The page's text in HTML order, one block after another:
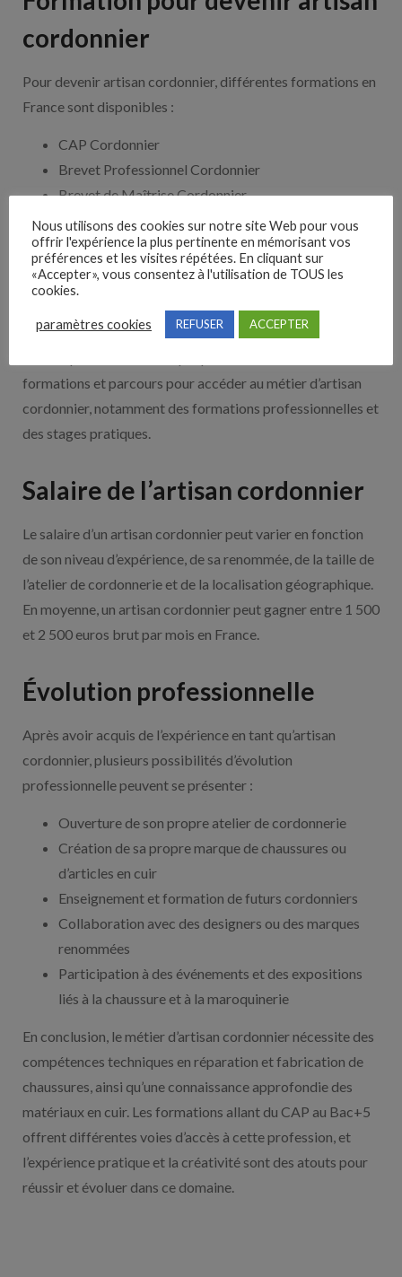
cordonnier
Pour devenir artisan cordonnier, différentes formations en
France sont disponibles :
CAP Cordonnier
Brevet Professionnel Cordonnier
Brevet de Maîtrise Cordonnier
BTS Métiers de la Mode – Chaussure et
Maroquinerie
Licence Professionnelle Métiers de la Chaussure
Master Métiers de la Mode – Chaussure et
Maroquinerie
formations et parcours pour accéder au métier d’artisan
cordonnier, notamment des formations professionnelles et
des stages pratiques.
Salaire de l’artisan cordonnier
Le salaire d’un artisan cordonnier peut varier en fonction
de son niveau d’expérience, de sa renommée, de la taille de
l’atelier de cordonnerie et de la localisation géographique.
En moyenne, un artisan cordonnier peut gagner entre 1 500
et 2 500 euros brut par mois en France.
Évolution professionnelle
Après avoir acquis de l’expérience en tant qu’artisan
cordonnier, plusieurs possibilités d’évolution
professionnelle peuvent se présenter :
Ouverture de son propre atelier de cordonnerie
Création de sa propre marque de chaussures ou
d’articles en cuir
Enseignement et formation de futurs cordonniers
Collaboration avec des designers ou des marques
renommées
Participation à des événements et des expositions
liés à la chaussure et à la maroquinerie
En conclusion, le métier d’artisan cordonnier nécessite des
compétences techniques en réparation et fabrication de
chaussures, ainsi qu’une connaissance approfondie des
matériaux en cuir. Les formations allant du CAP au Bac+5
offrent différentes voies d’accès à cette profession, et
l’expérience pratique et la créativité sont des atouts pour
réussir et évoluer dans ce domaine.
Nous utilisons des cookies sur notre site Web pour vous
offrir l'expérience la plus pertinente en mémorisant vos
préférences et les visites répétées. En cliquant sur
«Accepter», vous consentez à l'utilisation de TOUS les
cookies.
paramètres cookies REFUSER ACCEPTER